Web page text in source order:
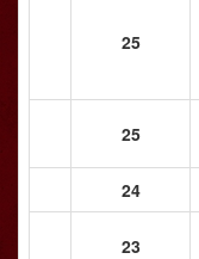
25
25
24
23